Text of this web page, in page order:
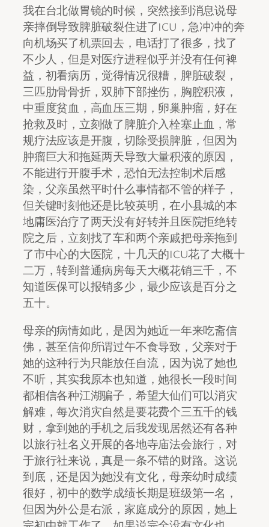
我在台北做胃镜的时候，突然接到消息说母
亲摔倒导致脾脏破裂住进了ICU，急冲冲的奔
向机场买了机票回去，电话打了很多，找了
不少人，但是对医疗进程似乎并没有任何裨
益，初看病历，觉得情况很糟，脾脏破裂，
三匹肋骨骨折，双肺下部挫伤，胸腔积液，
中重度贫血，高血压三期，卵巢肿瘤，好在
抢救及时，立刻做了脾脏介入栓塞止血，常
规疗法应该是开腹，切除受损脾脏，但因为
肿瘤巨大和拖延两天导致大量积液的原因，
不能进行开腹手术，恐怕无法控制术后感
染，父亲虽然平时什么事情都不管的样子，
但关键时刻他还是比较英明，在小县城的本
地庸医治疗了两天没有好转并且医院拒绝转
院之后，立刻找了车和两个亲戚把母亲拖到
了市中心的大医院，十几天的ICU花了大概十
二万，转到普通病房每天大概花销三千，不
知道医保可以报销多少，最少应该是百分之
五十。
母亲的病情如此，是因为她近一年来吃斋信
佛，甚至信仰所谓过午不食导致，父亲对于
她的这种行为只能放任自流，因为说了她也
不听，其实我原本也知道，她很长一段时间
都相信各种江湖骗子，希望大仙们可以消灾
解难，每次消灾自然是要花费个三五千的钱
财，拿到她的手机之后我发现居然还有各种
以旅行社名义开展的各地寺庙法会旅行，对
于旅行社来说，真是一条不错的财路。这说
到底，还是因为她没有文化，母亲幼时成绩
很好，初中的数学成绩长期是班级第一名，
但因为外公是右派，家庭成分的原因，她上